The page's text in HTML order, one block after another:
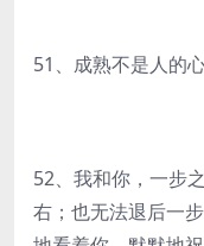
51、成熟不是人的
52、我和你，一步
右；也无法退后一